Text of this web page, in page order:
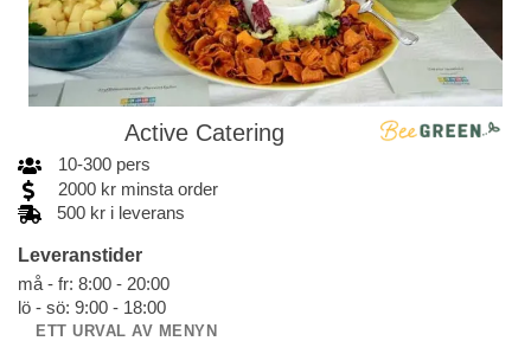
Active Catering
10-300 pers
2000 kr minsta order
500 kr i leverans
Leveranstider
må - fr: 8:00 - 20:00
lö - sö: 9:00 - 18:00
ETT URVAL AV MENYN